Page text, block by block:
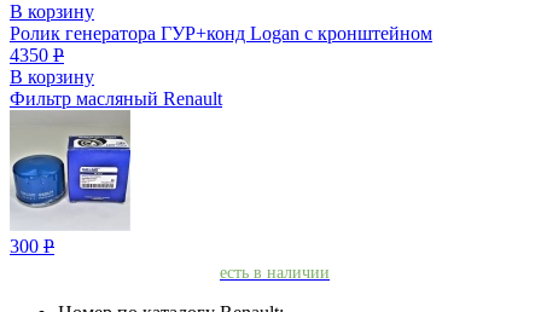
В корзину
Ролик генератора ГУР+конд Logan с кронштейном
4350 Р
В корзину
Фильтр масляный Renault
300 Р
есть в наличии